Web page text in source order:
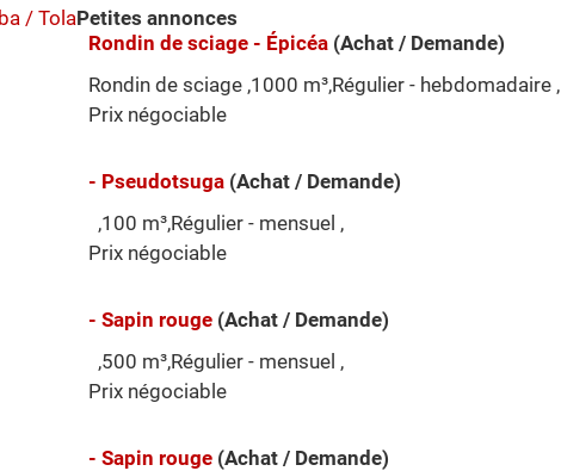
/ TolaPetites annonces
Rondin de sciage - Épicéa (Achat / Demande)
Rondin de sciage ,1000 m³,Régulier - hebdomadaire ,
Prix négociable
- Pseudotsuga (Achat / Demande)
,100 m³,Régulier - mensuel ,
Prix négociable
- Sapin rouge (Achat / Demande)
,500 m³,Régulier - mensuel ,
Prix négociable
- Sapin rouge (Achat / Demande)